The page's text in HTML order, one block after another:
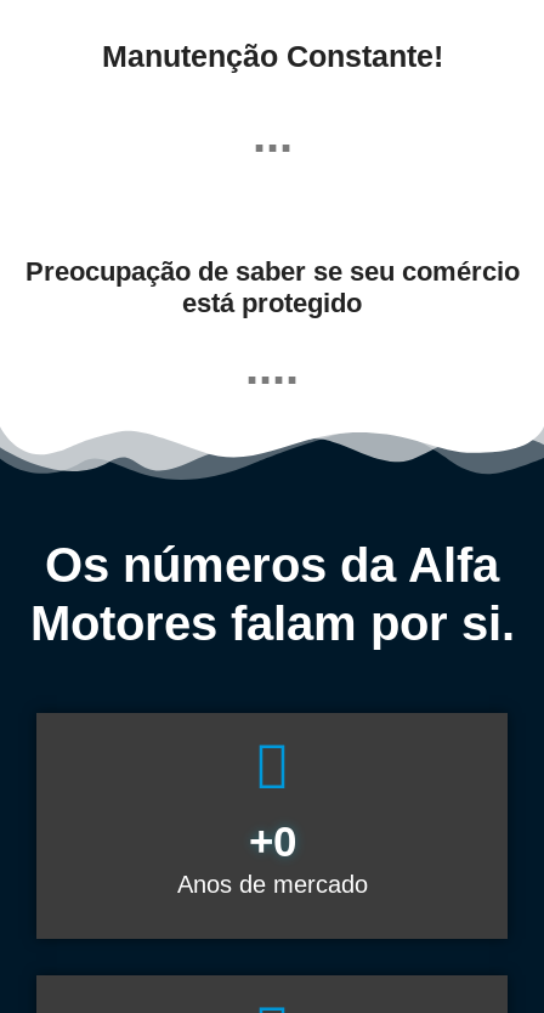
Manutenção Constante!
...
Preocupação de saber se seu comércio
está protegido
....
Os números da Alfa
Motores falam por si.
Anos de mercado
+0